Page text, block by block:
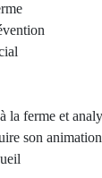
la ferme et
son